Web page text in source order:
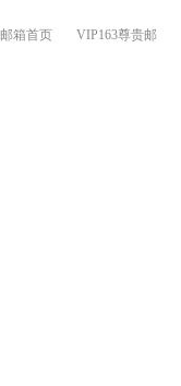
邮箱首页 VIP163尊贵邮